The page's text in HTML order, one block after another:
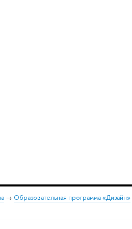
→ Образовательная программа «Дизайн»